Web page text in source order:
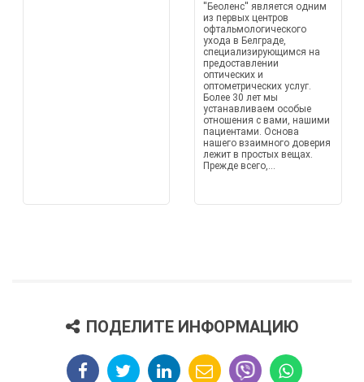
''Беоленс'' является одним
из первых центров
офтальмологического
ухода в Белграде,
специализирующимся на
предоставлении
оптических и
оптометрических услуг.
Более 30 лет мы
устанавливаем особые
отношения с вами, нашими
пациентами. Основа
нашего взаимного доверия
лежит в простых вещах.
Прежде всего,...
ПОДЕЛИТЕ ИНФОРМАЦИЮ